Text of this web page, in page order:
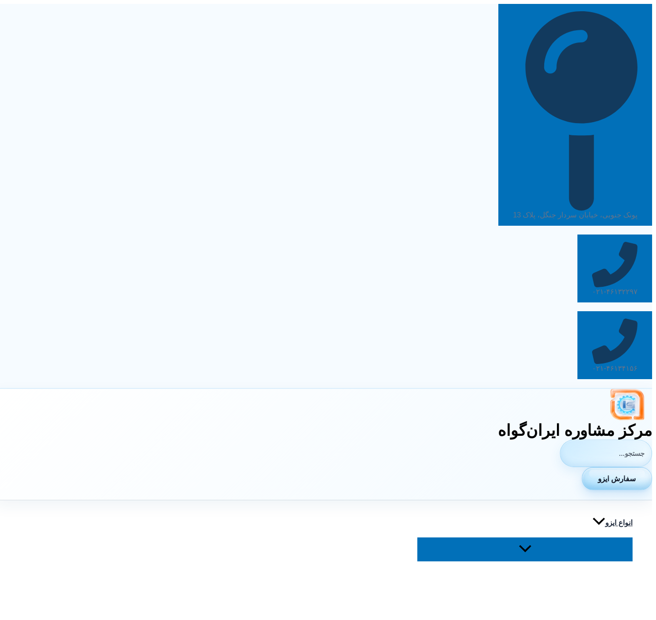
پونک جنوبی، خیابان سردار جنگل، پلاک 13
۰۲۱-۴۶۱۳۲۲۹۷
۰۲۱-۴۶۱۳۴۱۵۶
مرکز مشاوره ایران‌گواه
جستجوی:
سفارش ایزو
انواع ایزو